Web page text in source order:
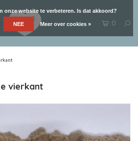
0
vierkant
onze website te verbeteren. Is dat akkoord?
NEE Meer over cookies »